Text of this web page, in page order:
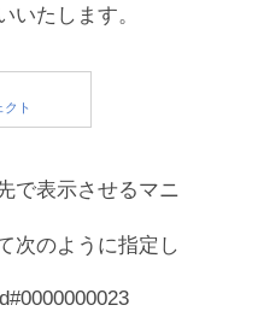
いたします。
で表示させるマニ
次のように指定し